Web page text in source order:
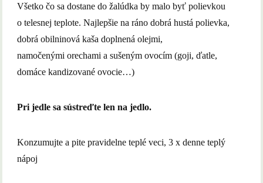
Všetko čo sa dostane do žalúdka by malo byť polievkou
o telesnej teplote. Najlepšie na ráno dobrá hustá polievka,
dobrá obilninová kaša doplnená olejmi,
namočenými orechami a sušeným ovocím (goji, ďatle,
domáce kandizované ovocie…)
Pri jedle sa sústreďte len na jedlo.
Konzumujte a pite pravidelne teplé veci, 3 x denne teplý
nápoj